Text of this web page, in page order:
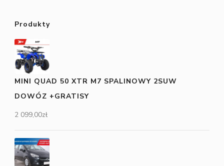
Produkty
MINI QUAD 50 XTR M7 SPALINOWY 2SUW
DOWÓZ +GRATISY
2 099,00zł